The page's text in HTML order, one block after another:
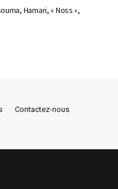
Hamari, « Noss »,
Contactez-nous